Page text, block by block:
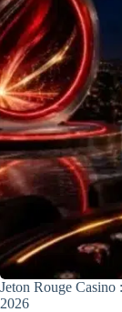
Jeton Rouge Casino
2026